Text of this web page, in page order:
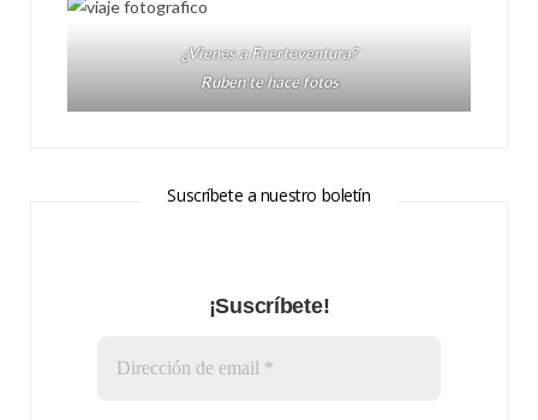
¿Vienes a Fuerteventura?
Ruben te hace fotos
Suscríbete a nuestro boletín
¡Suscríbete!